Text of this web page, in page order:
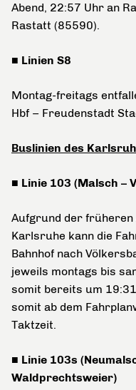
Abend, 22:57 Uhr an
Rastatt (85590).
■ Linien S8
Montag-freitags
Hbf – Freudenstadt
Buslinien des
■ Linie 103 (Malsch –
Aufgrund der früheren
Karlsruhe kann die
Bahnhof nach
jeweils montags bis
somit bereits um
somit ab dem
Taktzeit.
■ Linie 103s
Waldprechtsweier)